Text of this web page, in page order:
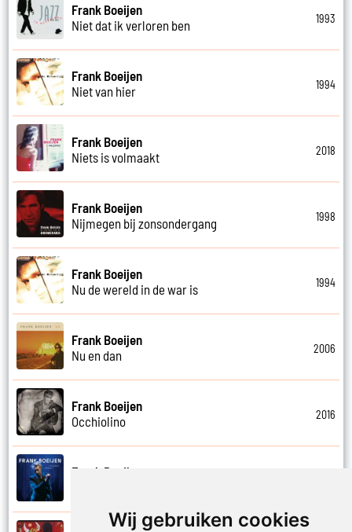
Wij gebruiken cookies
Frank Boeijen
Niet dat ik verloren ben
1993
Frank Boeijen
Niet van hier
1994
Frank Boeijen
Niets is volmaakt
2018
Frank Boeijen
Nijmegen bij zonsondergang
1998
Frank Boeijen
Nu de wereld in de war is
1994
Frank Boeijen
Nu en dan
2006
Frank Boeijen
Occhiolino
2016
Frank Boeijen